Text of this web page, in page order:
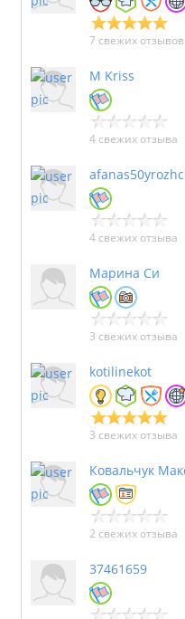
7 свежих отзывов
M Kriss
4 свежих отзыва
4 свежих отзыва
Марина Си
3 свежих отзыва
kotilinekot
3 свежих отзыва
Ковальчук
2 свежих отзыва
37461659